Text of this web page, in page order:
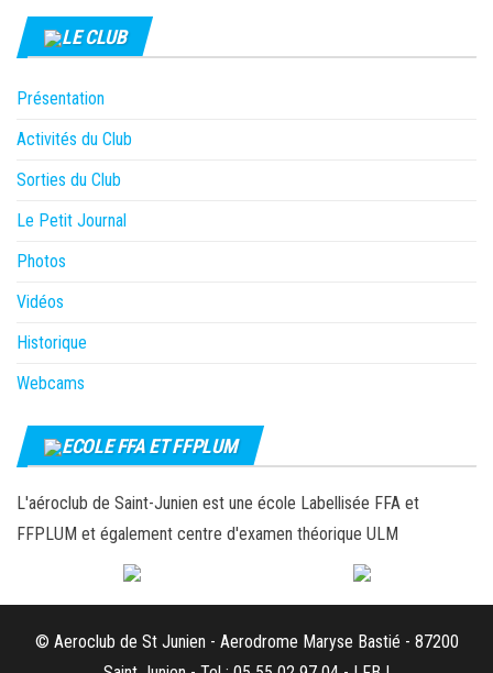
LE CLUB
Présentation
Activités du Club
Sorties du Club
Le Petit Journal
Photos
Vidéos
Historique
Webcams
ECOLE FFA ET FFPLUM
L'aéroclub de Saint-Junien est une école Labellisée FFA et
FFPLUM et également centre d'examen théorique ULM
© Aeroclub de St Junien - Aerodrome Maryse Bastié - 87200